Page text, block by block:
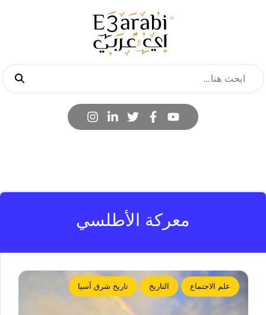
معركة الأطلسي
علم الاجتماع التاريخ تاريخ شرق آسيا